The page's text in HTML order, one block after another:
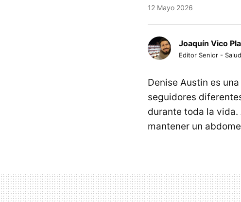
12 Mayo 2026
Joaquín Vico
Editor Senior -
Denise Austin es una
seguidores
durante toda la
mantener un